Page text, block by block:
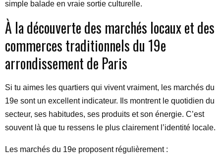
simple balade en vraie sortie culturelle.
À la découverte des marchés locaux et des
commerces traditionnels du 19e
arrondissement de Paris
Si tu aimes les quartiers qui vivent vraiment, les marchés du
19e sont un excellent indicateur. Ils montrent le quotidien du
secteur, ses habitudes, ses produits et son énergie. C’est
souvent là que tu ressens le plus clairement l’identité locale.
Les marchés du 19e proposent régulièrement :